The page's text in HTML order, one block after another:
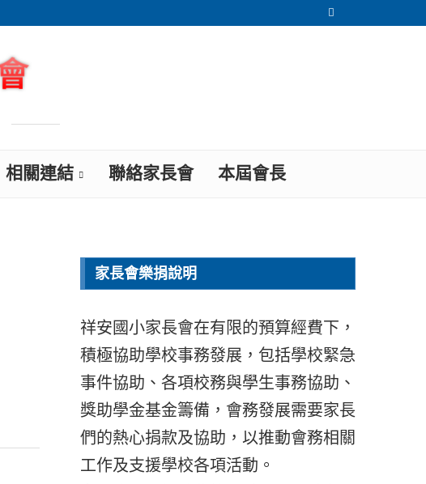
相關連結 聯絡家長會 本屆會長
家長會樂捐說明
祥安國小家長會在有限的預算經費下，
積極協助學校事務發展，包括學校緊急
事件協助、各項校務與學生事務協助、
獎助學金基金籌備，會務發展需要家長
們的熱心捐款及協助，以推動會務相關
工作及支援學校各項活動。